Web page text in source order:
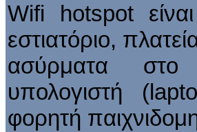
Wifi hotspot
εστιατόριο,
ασύρματα στο
υπολογιστή
φορητή